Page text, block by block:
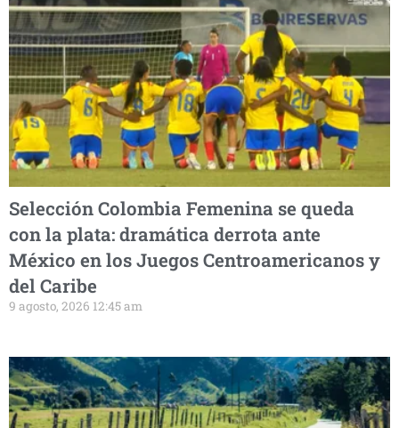
Selección Colombia Femenina se queda
con la plata: dramática derrota ante
México en los Juegos Centroamericanos y
del Caribe
9 agosto, 2026 12:45 am